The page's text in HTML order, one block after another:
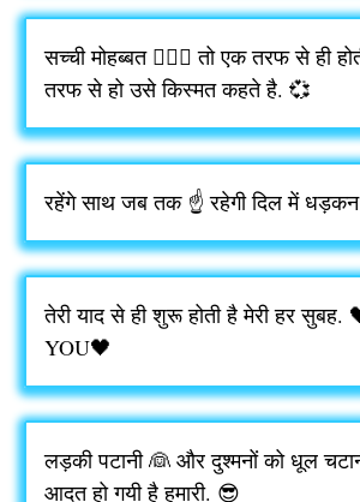
सच्ची मोहब्बत 👩‍❤️‍👨 तो एक तरफ से ही
तरफ से हो उसे किस्मत कहते है. 💞
रहेंगे साथ जब तक ☝️ रहेगी दिल में
तेरी याद से ही शुरू होती है मेरी हर
YOU🖤
लड़की पटानी 👰 और दुश्मनों को धूल
आदत हो गयी है हमारी. 😎